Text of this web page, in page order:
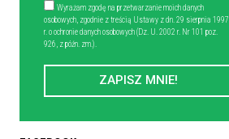
Wyrażam zgodę na przetwarzanie moich danych
osobowych, zgodnie z treścią Ustawy z dn. 29 sierpnia 1997
r. o ochronie danych osobowych (Dz. U. 2002 r. Nr 101 poz.
926, z późn. zm.).
ZAPISZ MNIE!